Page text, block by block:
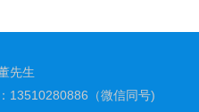
先生
13510280886（微信同号)